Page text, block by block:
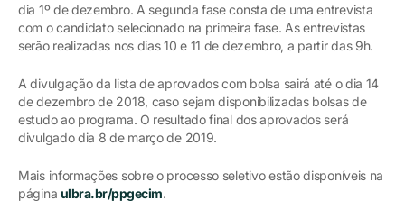
dia 1º de dezembro. A segunda fase consta de uma entrevista
com o candidato selecionado na primeira fase. As entrevistas
serão realizadas nos dias 10 e 11 de dezembro, a partir das 9h.
A divulgação da lista de aprovados com bolsa sairá até o dia 14
de dezembro de 2018, caso sejam disponibilizadas bolsas de
estudo ao programa. O resultado final dos aprovados será
divulgado dia 8 de março de 2019.
Mais informações sobre o processo seletivo estão disponíveis na
página ulbra.br/ppgecim.